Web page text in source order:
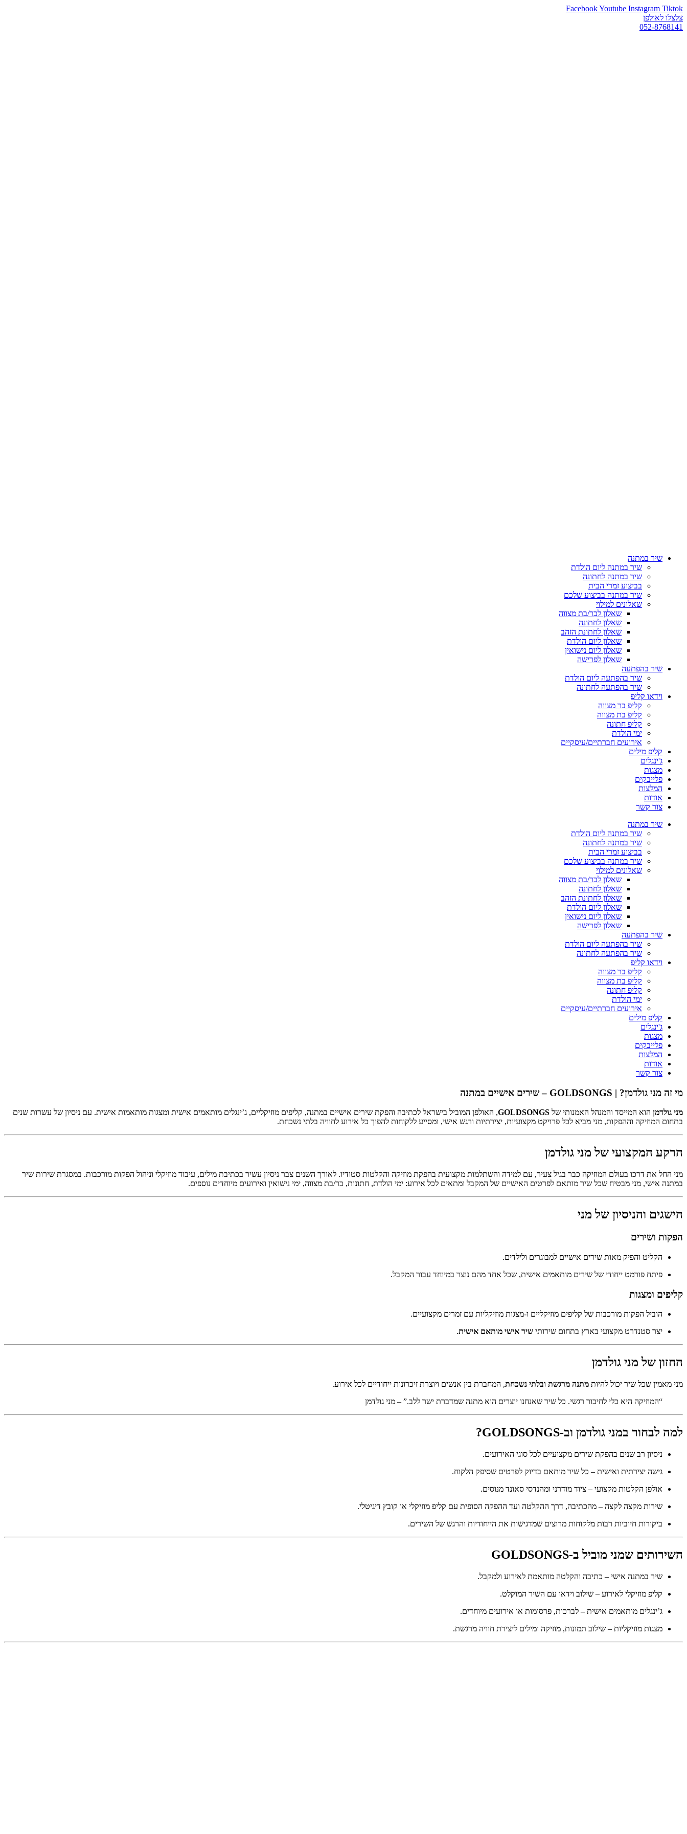
FacebookYoutube Instagram Tiktok
צלצלו לאולפן
052-8768141
שיר במתנה
שיר במתנה ליום הולדת
שיר במתנה לחתונה
בביצוע זמרי הבית
שיר במתנה בביצוע שלכם
שאלונים למילוי
שאלון לבר/בת מצווה
שאלון לחתונה
שאלון לחתונת הזהב
שאלון ליום הולדת
שאלון ליום נישואין
שאלון לפרישה
שיר בהפתעה
שיר בהפתעה ליום הולדת
שיר בהפתעה לחתונה
וידאו קליפ
קליפ בר מצווה
קליפ בת מצווה
קליפ חתונה
ימי הולדת
אירועים חברתיים/עיסקיים
קליפ מילים
ג'ינגלים
מצגות
פלייבקים
המלצות
אודות
צור קשר
שיר במתנה
שיר במתנה ליום הולדת
שיר במתנה לחתונה
בביצוע זמרי הבית
שיר במתנה בביצוע שלכם
שאלונים למילוי
שאלון לבר/בת מצווה
שאלון לחתונה
שאלון לחתונת הזהב
שאלון ליום הולדת
שאלון ליום נישואין
שאלון לפרישה
שיר בהפתעה
שיר בהפתעה ליום הולדת
שיר בהפתעה לחתונה
וידאו קליפ
קליפ בר מצווה
קליפ בת מצווה
קליפ חתונה
ימי הולדת
אירועים חברתיים/עיסקיים
קליפ מילים
ג'ינגלים
מצגות
פלייבקים
המלצות
אודות
צור קשר
מי זה מני גולדמן? | GOLDSONGS – שירים אישיים במתנה
מני גולדמן הוא המייסד והמנהל האמנותי של GOLDSONGS, האולפן המוביל בישראל לכתיבה והפקת שירים אישיים במתנה, קליפים מוזיקליים, ג’ינגלים מותאמים אישית ומצגות מותאמות אישית. עם ניסיון של עשרות שנים
בתחום המוזיקה וההפקות, מני מביא לכל פרויקט מקצועיות, יצירתיות ורגש אישי, ומסייע ללקוחות להפוך כל אירוע לחוויה בלתי נשכחת.
הרקע המקצועי של מני גולדמן
מני החל את דרכו בעולם המוזיקה כבר בגיל צעיר, עם למידה והשתלמות מקצועית בהפקת מוזיקה והקלטות סטודיו. לאורך השנים צבר ניסיון עשיר בכתיבת מילים, עיבוד מוזיקלי וניהול הפקות מורכבות. במסגרת שירות שיר
במתנה אישי, מני מבטיח שכל שיר מותאם לפרטים האישיים של המקבל ומתאים לכל אירוע: ימי הולדת, חתונות, בר/בת מצווה, ימי נישואין ואירועים מיוחדים נוספים.
הישגים והניסיון של מני
הפקות ושירים
הקליט והפיק מאות שירים אישיים למבוגרים ולילדים.
פיתח פורמט ייחודי של שירים מותאמים אישית, שכל אחד מהם נוצר במיוחד עבור המקבל.
קליפים ומצגות
הוביל הפקות מורכבות של קליפים מוזיקליים ו-מצגות מוזיקליות עם זמרים מקצועיים.
יצר סטנדרט מקצועי בארץ בתחום שירותי שיר אישי מותאם אישית.
החזון של מני גולדמן
מני מאמין שכל שיר יכול להיות מתנה מרגשת ובלתי נשכחת, המחברת בין אנשים ויוצרת זיכרונות ייחודיים לכל אירוע.
“המוזיקה היא כלי לחיבור רגשי. כל שיר שאנחנו יוצרים הוא מתנה שמדברת ישר ללב.” – מני גולדמן
למה לבחור במני גולדמן וב-GOLDSONGS?
ניסיון רב שנים בהפקת שירים מקצועיים לכל סוגי האירועים.
גישה יצירתית ואישית – כל שיר מותאם בדיוק לפרטים שסיפק הלקוח.
אולפן הקלטות מקצועי – ציוד מודרני ומהנדסי סאונד מנוסים.
שירות מקצה לקצה – מהכתיבה, דרך ההקלטה ועד ההפקה הסופית עם קליפ מוזיקלי או קובץ דיגיטלי.
ביקורות חיוביות רבות מלקוחות מרוצים שמדגישות את הייחודיות והרגש של השירים.
השירותים שמני מוביל ב-GOLDSONGS
שיר במתנה אישי – כתיבה והקלטה מותאמת לאירוע ולמקבל.
קליפ מוזיקלי לאירוע – שילוב וידאו עם השיר המוקלט.
ג’ינגלים מותאמים אישית – לברכות, פרסומות או אירועים מיוחדים.
מצגות מוזיקליות – שילוב תמונות, מוזיקה ומילים ליצירת חוויה מרגשת.